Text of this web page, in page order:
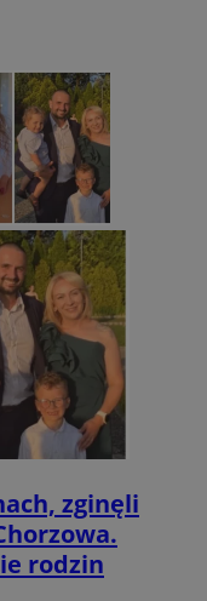
zginęli
rodzin